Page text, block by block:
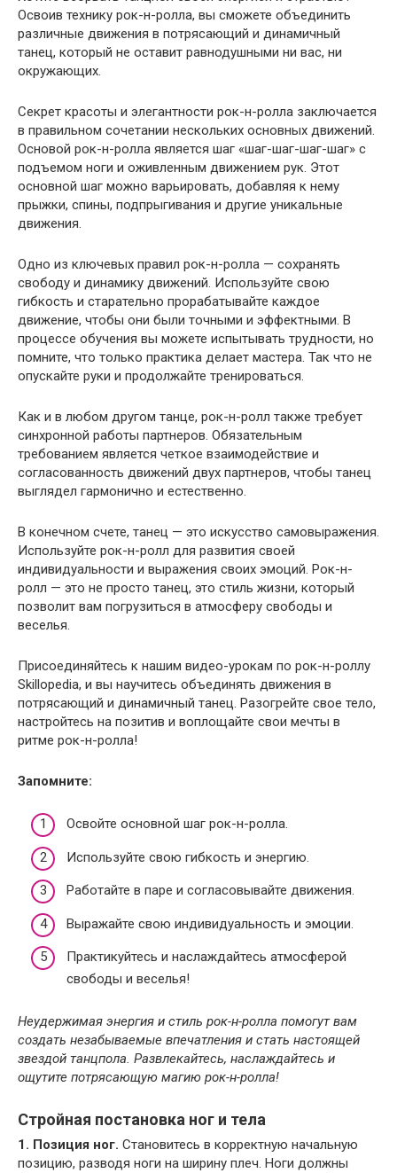
Освоив технику рок-н-ролла, вы сможете объединить
различные движения в потрясающий и динамичный
танец, который не оставит равнодушными ни вас, ни
окружающих.
Секрет красоты и элегантности рок-н-ролла заключается
в правильном сочетании нескольких основных движений.
Основой рок-н-ролла является шаг «шаг-шаг-шаг-шаг» с
подъемом ноги и оживленным движением рук. Этот
основной шаг можно варьировать, добавляя к нему
прыжки, спины, подпрыгивания и другие уникальные
движения.
Одно из ключевых правил рок-н-ролла — сохранять
свободу и динамику движений. Используйте свою
гибкость и старательно прорабатывайте каждое
движение, чтобы они были точными и эффектными. В
процессе обучения вы можете испытывать трудности, но
помните, что только практика делает мастера. Так что не
опускайте руки и продолжайте тренироваться.
Как и в любом другом танце, рок-н-ролл также требует
синхронной работы партнеров. Обязательным
требованием является четкое взаимодействие и
согласованность движений двух партнеров, чтобы танец
выглядел гармонично и естественно.
В конечном счете, танец — это искусство самовыражения.
Используйте рок-н-ролл для развития своей
индивидуальности и выражения своих эмоций. Рок-н-
ролл — это не просто танец, это стиль жизни, который
позволит вам погрузиться в атмосферу свободы и
веселья.
Присоединяйтесь к нашим видео-урокам по рок-н-роллу
Skillopedia, и вы научитесь объединять движения в
потрясающий и динамичный танец. Разогрейте свое тело,
настройтесь на позитив и воплощайте свои мечты в
ритме рок-н-ролла!
Запомните:
Освойте основной шаг рок-н-ролла.
Используйте свою гибкость и энергию.
Работайте в паре и согласовывайте движения.
Выражайте свою индивидуальность и эмоции.
Практикуйтесь и наслаждайтесь атмосферой
свободы и веселья!
Неудержимая энергия и стиль рок-н-ролла помогут вам
создать незабываемые впечатления и стать настоящей
звездой танцпола. Развлекайтесь, наслаждайтесь и
ощутите потрясающую магию рок-н-ролла!
Стройная постановка ног и тела
1. Позиция ног. Становитесь в корректную начальную
позицию, разводя ноги на ширину плеч. Ноги должны